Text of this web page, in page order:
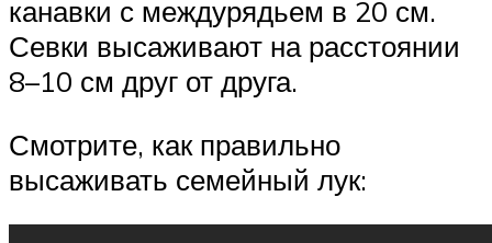
канавки с междурядьем в 20 см.
Севки высаживают на расстоянии
8–10 см друг от друга.
Смотрите, как правильно
высаживать семейный лук: